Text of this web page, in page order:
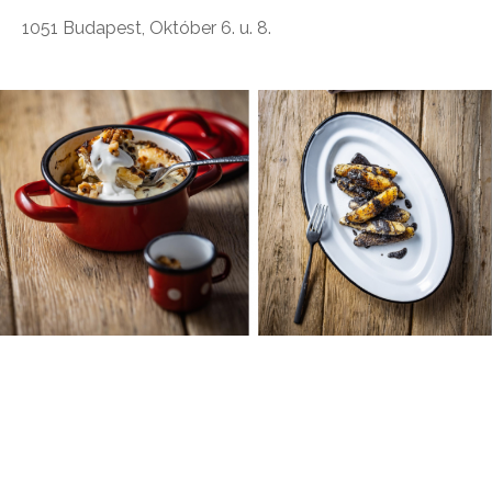
1051 Budapest, Október 6. u. 8.